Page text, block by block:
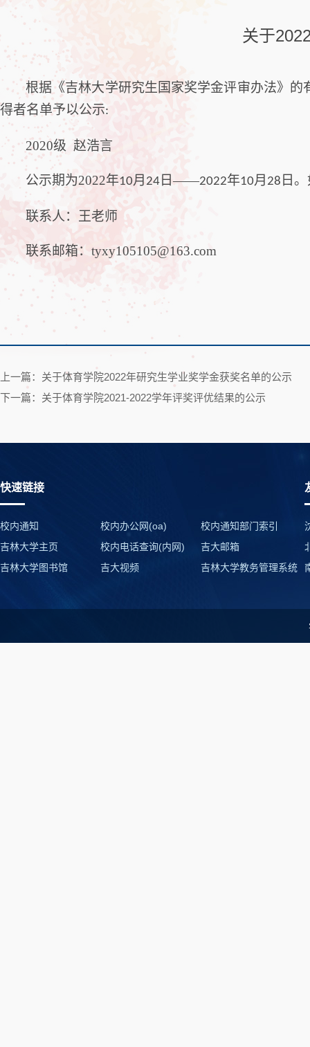
关于
根据《吉林大学研究生国家奖学金评审办法》
得者名单予以公示:
2020级 赵浩言
公示期为2022年10月 24 日——2022年10月 28 日
联系人：王老师
联系邮箱： tyxy105105@163.com
上一篇：关于体育学院2022年研究生学业奖学金获奖名单的公示
下一篇：关于体育学院2021-2022学年评奖评优结果的公示
快速链接
校内通知 校内办公网(oa)
校内通知部门索引
吉林大学主页
校内电话查询(内网)
吉大邮箱
吉林大学图书馆
吉大视频 吉林大学教务管理系统